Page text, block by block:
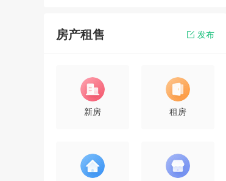
房产租售 发布
新房 租房